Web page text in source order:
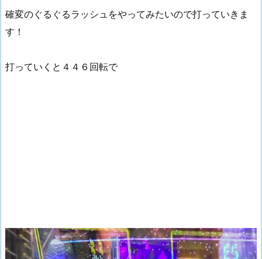
確変のぐるぐるラッシュをやってみたいので打っていきま
す！
打っていくと４４６回転で